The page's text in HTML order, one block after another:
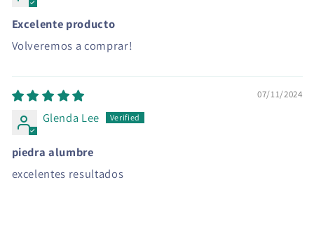
Excelente producto
Volveremos a comprar!
07/11/2024
Glenda Lee
piedra alumbre
excelentes resultados